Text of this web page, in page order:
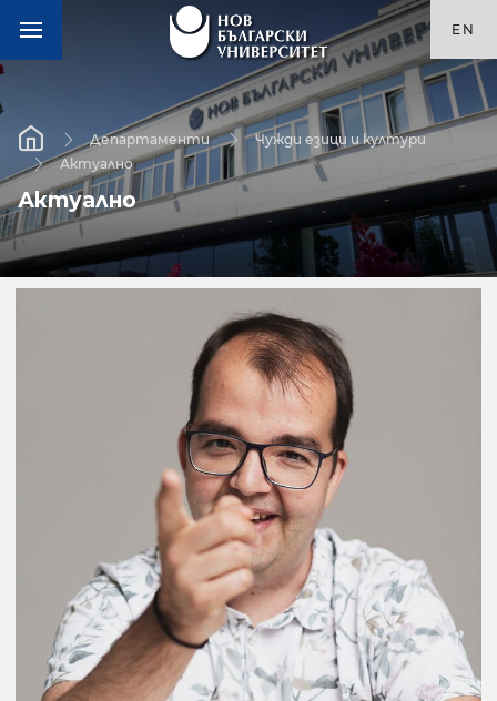
EN
Департаменти
Чужди езици и култури
Актуално
Актуално